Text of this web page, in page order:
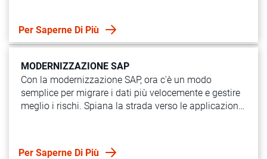
Per Saperne Di Più
MODERNIZZAZIONE SAP
Con la modernizzazione SAP, ora c'è un modo
semplice per migrare i dati più velocemente e gestire
meglio i rischi. Spiana la strada verso le applicazioni
Per Saperne Di Più